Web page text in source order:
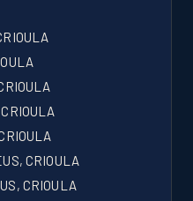
CRIOULA
CRIOULA